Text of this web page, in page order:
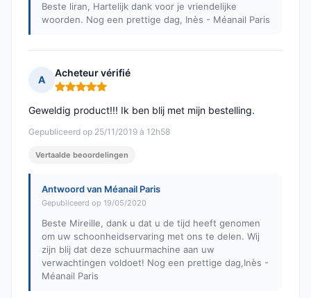
Beste liran, Hartelijk dank voor je vriendelijke
woorden. Nog een prettige dag, Inès - Méanail Paris
A
Acheteur vérifié
Opmerking: 5 van 5
Gepubliceerd op 25/11/2019 à 12h58
Geweldig product!!! Ik ben blij met mijn bestelling.
Vertaalde beoordelingen
Antwoord van Méanail Paris
Gepubliceerd op 19/05/2020
Beste Mireille, dank u dat u de tijd heeft genomen
om uw schoonheidservaring met ons te delen. Wij
zijn blij dat deze schuurmachine aan uw
verwachtingen voldoet! Nog een prettige dag,Inès -
Méanail Paris